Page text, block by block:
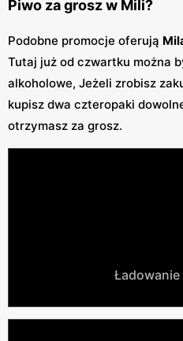
Piwo za grosz w Mili?
Podobne promocje oferują
Tutaj już od czwartku można
alkoholowe, Jeżeli zrobisz
kupisz dwa czteropaki
otrzymasz za grosz.